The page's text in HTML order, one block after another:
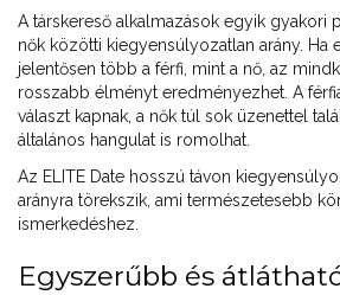
A társkereső alkalmazások egyik gyakori
nők közötti kiegyensúlyozatlan arány. Ha
jelentősen több a férfi, mint a nő, az
rosszabb élményt eredményezhet. A
választ kapnak, a nők túl sok üzenettel
általános hangulat is romolhat.
Az ELITE Date hosszú távon
arányra törekszik, ami természetesebb
ismerkedéshez.
Egyszerűbb és